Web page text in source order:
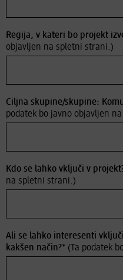
Regija, v kateri bo projekt
objavljen na spletni strani.)
Ciljna skupine/skupine:
podatek bo javno objavljen
Kdo se lahko vključi v
na spletni strani.)
Ali se lahko interesenti
kakšen način?* (Ta podatek